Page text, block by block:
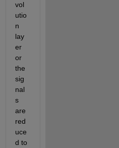
vol
utio
n
lay
er
or
the
sig
nal
s
are
red
uce
d to